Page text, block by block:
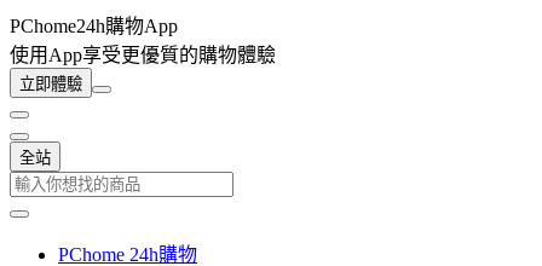
PChome24h購物App
使用App享受更優質的購物體驗
立即體驗
全站
PChome 24h購物